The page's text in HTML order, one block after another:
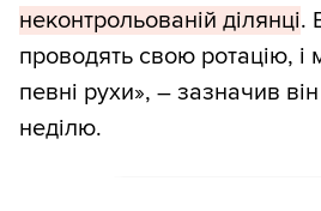
неконтрольованій ділянці.
проводять свою ротацію, і
певні рухи», – зазначив
неділю.